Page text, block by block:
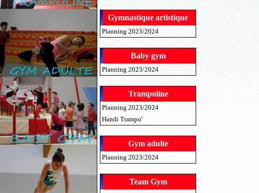
Gymnastique artistique
Planning 2023/2024
Baby gym
Planning 2023/2024
Trampoline
Planning 2023/2024
Handi Trampo'
Gym adulte
Planning 2023/2024
Team Gym